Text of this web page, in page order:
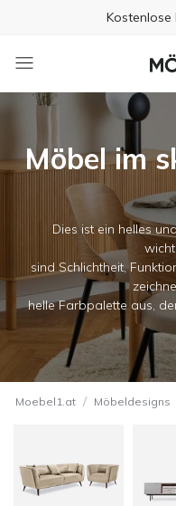
Kostenlose
+43
Kostenlose
365 Tage
+43
Möbel im
Dies ist ein helles
sind Schlichtheit,
helle Farbpalette aus,
Moebel1.at / Möbeldesigns